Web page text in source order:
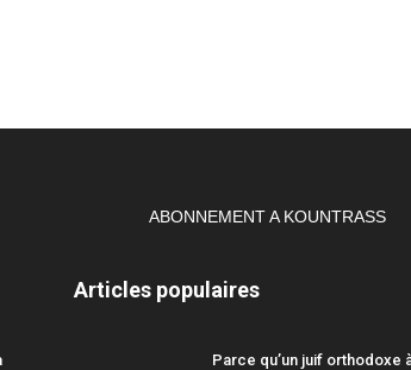
ABONNEMENT A KOUNTRASS
Articles populaires
Parce qu’un juif orthodoxe